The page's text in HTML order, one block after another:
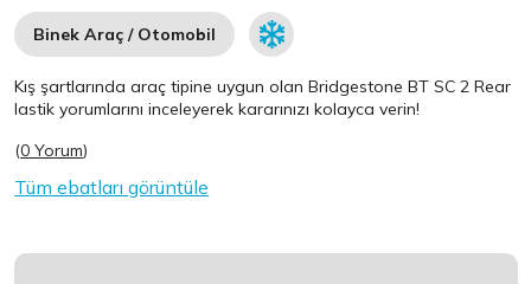
Binek Araç / Otomobil
Kış şartlarında araç tipine uygun olanBridgestone BT SC 2 Rear
lastik yorumlarını inceleyerek kararınızı kolayca verin!
(0 Yorum)
Tüm ebatları görüntüle